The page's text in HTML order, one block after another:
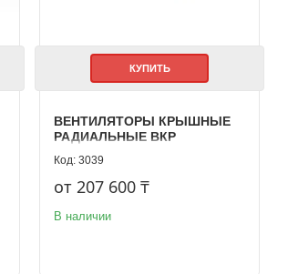
КУПИТЬ
ВЕНТИЛЯТОРЫ КРЫШНЫЕ
РАДИАЛЬНЫЕ ВКР
3039
от 207 600 ₸
В наличии